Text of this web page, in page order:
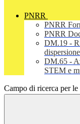
PNRR
PNRR
PNRR
DM.19 -
DM.65 -
STEM e
Campo di ricerca per